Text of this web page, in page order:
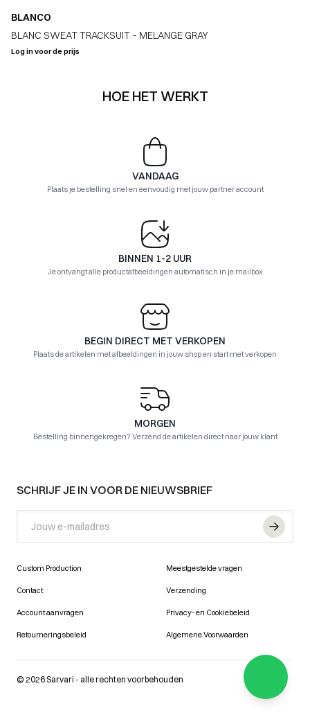
BLANCO
BLANC SWEAT TRACKSUIT – MELANGE GRAY
Log in voor de prijs
HOE HET WERKT
VANDAAG
Plaats je bestelling snel en eenvoudig met jouw partner account
BINNEN 1-2 UUR
Je ontvangt alle productafbeeldingen automatisch in je mailbox
BEGIN DIRECT MET VERKOPEN
Plaats de artikelen met afbeeldingen in jouw shop en start met verkopen
MORGEN
Bestelling binnengekregen? Verzend de artikelen direct naar jouw klant
SCHRIJF JE IN VOOR DE NIEUWSBRIEF
Custom Production Meestgestelde vragen
Contact Verzending
Account aanvragen Privacy- en Cookiebeleid
Retourneringsbeleid Algemene Voorwaarden
© 2026 Sarvari - alle rechten voorbehouden